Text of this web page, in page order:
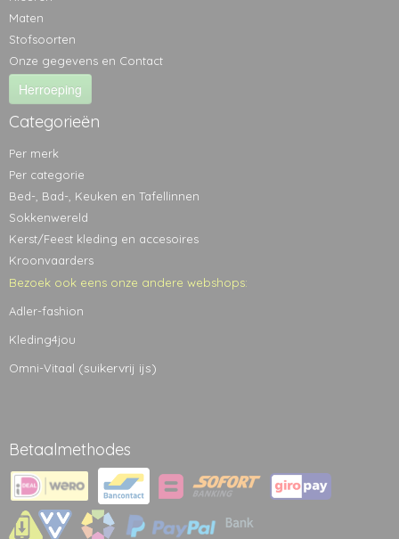
Maten
Stofsoorten
Onze gegevens en Contact
Herroeping
Categorieën
Per merk
Per categorie
Bed-, Bad-, Keuken en Tafellinnen
Sokkenwereld
Kerst/Feest kleding en accesoires
Kroonvaarders
Bezoek ook eens onze andere webshops:
Adler-fashion
Kleding4jou
Omni-Vitaal (suikervrij ijs)
Betaalmethodes